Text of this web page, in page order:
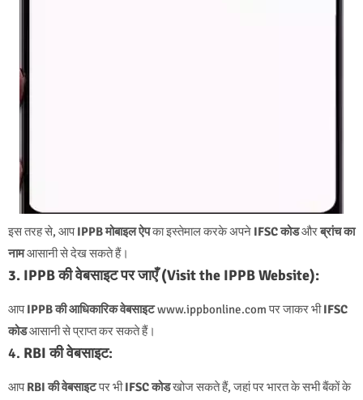
इस तरह से, आपIPPB मोबाइल ऐपका इस्तेमाल करके अपने IFSC कोडऔरब्रांच का
नामआसानी से देख सकते हैं।
3. IPPB की वेबसाइट पर जाएँ (Visit the IPPB Website):
आपIPPB की आधिकारिक वेबसाइटwww.ippbonline.com पर जाकर भीIFSC
कोडआसानी से प्राप्त कर सकते हैं।
4. RBI की वेबसाइट:
आपRBI की वेबसाइटपर भीIFSC कोडखोज सकते हैं, जहां पर भारत के सभी बैंकों के